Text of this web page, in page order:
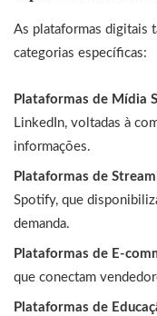
As plataformas digitais
categorias específicas:
Plataformas de Mídia
LinkedIn, voltadas à
informações.
Plataformas de
Spotify, que
demanda.
Plataformas de E-
que conectam
Plataformas de